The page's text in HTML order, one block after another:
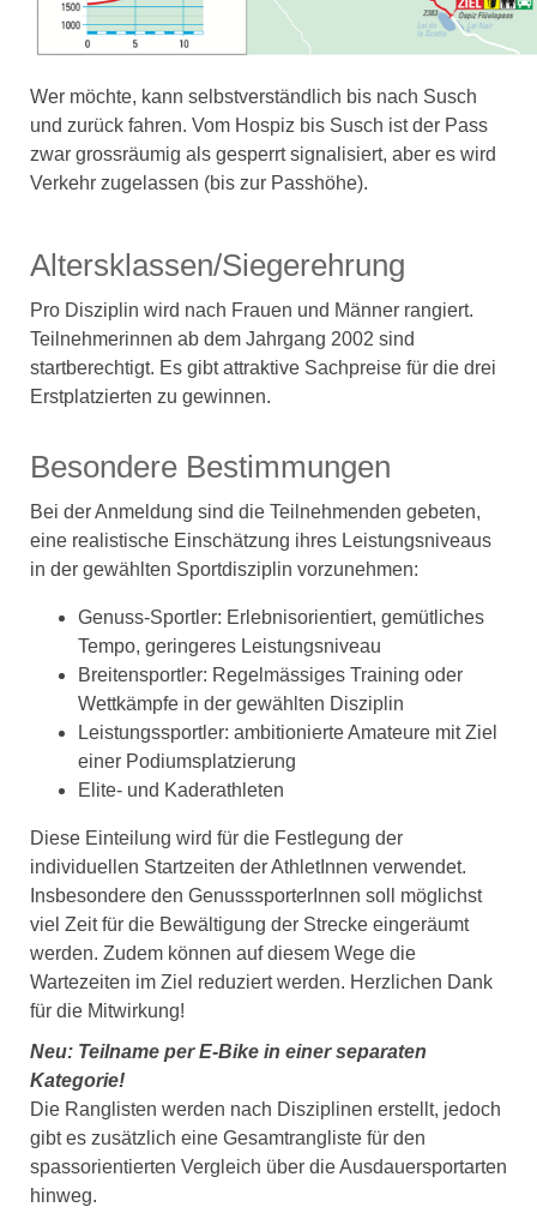
Wer möchte, kann selbstverständlich bis nach Susch
und zurück fahren. Vom Hospiz bis Susch ist der Pass
zwar grossräumig als gesperrt signalisiert, aber es wird
Verkehr zugelassen (bis zur Passhöhe).
Altersklassen/Siegerehrung
Pro Disziplin wird nach Frauen und Männer rangiert.
Teilnehmerinnen ab dem Jahrgang 2002 sind
startberechtigt. Es gibt attraktive Sachpreise für die drei
Erstplatzierten zu gewinnen.
Besondere Bestimmungen
Bei der Anmeldung sind die Teilnehmenden gebeten,
eine realistische Einschätzung ihres Leistungsniveaus
in der gewählten Sportdisziplin vorzunehmen:
Genuss-Sportler: Erlebnisorientiert, gemütliches
Tempo, geringeres Leistungsniveau
Breitensportler: Regelmässiges Training oder
Wettkämpfe in der gewählten Disziplin
Leistungssportler: ambitionierte Amateure mit Ziel
einer Podiumsplatzierung
Elite- und Kaderathleten
Diese Einteilung wird für die Festlegung der
individuellen Startzeiten der AthletInnen verwendet.
Insbesondere den GenusssporterInnen soll möglichst
viel Zeit für die Bewältigung der Strecke eingeräumt
werden. Zudem können auf diesem Wege die
Wartezeiten im Ziel reduziert werden. Herzlichen Dank
für die Mitwirkung!
Neu: Teilname per E-Bike in einer separaten
Kategorie!
Die Ranglisten werden nach Disziplinen erstellt, jedoch
gibt es zusätzlich eine Gesamtrangliste für den
spassorientierten Vergleich über die Ausdauersportarten
hinweg.